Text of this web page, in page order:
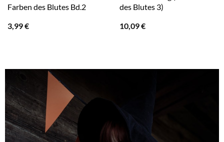
Farben des Blutes Bd.2
3,99€
des Blutes 3)
10,09€